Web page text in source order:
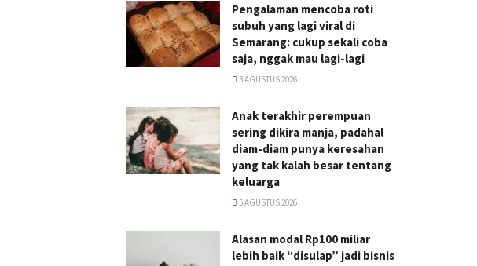
Pengalaman mencoba roti
subuh yang lagi viral di
Semarang: cukup sekali coba
saja, nggak mau lagi-lagi
3 AGUSTUS 2026
Anak terakhir perempuan
sering dikira manja, padahal
diam-diam punya keresahan
yang tak kalah besar tentang
keluarga
5 AGUSTUS 2026
Alasan modal Rp100 miliar
lebih baik “disulap” jadi bisnis